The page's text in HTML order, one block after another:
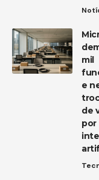
mil
e
de
por